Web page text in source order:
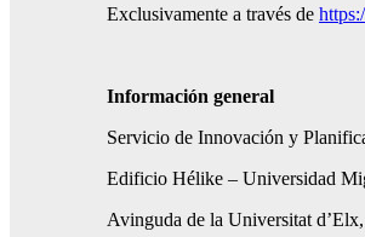
Exclusivamente a través de
Información general
Servicio de Innovación y
Edificio Hélike – Universidad
Avinguda de la Universitat